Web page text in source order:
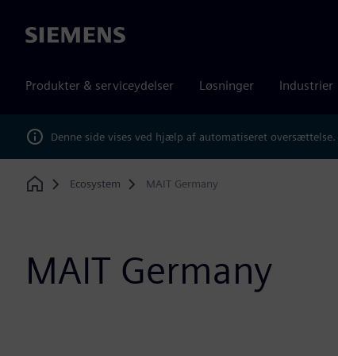
Siemens
Produkter & serviceydelser Løsninger Industrier
Denne side vises ved hjælp af automatiseret oversættelse.
Home
Ecosystem MAIT Germany
MAIT Germany